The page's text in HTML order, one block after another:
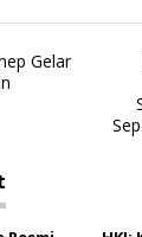
Gelar